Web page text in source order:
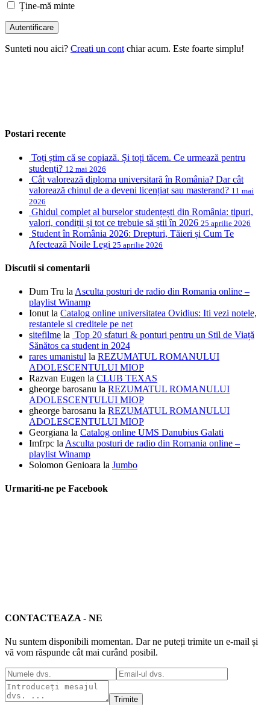
Ține-mă minte
Sunteti nou aici? Creati un cont chiar acum. Este foarte simplu!
Postari recente
Toți știm că se copiază. Și toți tăcem. Ce urmează pentru
studenți? 12 mai 2026
Cât valorează diploma universitară în România? Dar cât
valorează chinul de a deveni licențiat sau masterand? 11 mai
2026
Ghidul complet al burselor studențești din România: tipuri,
valori, condiții și tot ce trebuie să știi în 2026 25 aprilie 2026
Student în România 2026: Drepturi, Tăieri și Cum Te
Afectează Noile Legi 25 aprilie 2026
Discutii si comentarii
Dum Tru la Asculta posturi de radio din Romania online –
playlist Winamp
Ionut la Catalog online universitatea Ovidius: Iti vezi notele,
restantele si creditele pe net
sitefilme la Top 20 sfaturi & ponturi pentru un Stil de Viață
Sănătos ca student in 2024
rares umanistul la REZUMATUL ROMANULUI
ADOLESCENTULUI MIOP
Razvan Eugen la CLUB TEXAS
gheorge barosanu la REZUMATUL ROMANULUI
ADOLESCENTULUI MIOP
gheorge barosanu la REZUMATUL ROMANULUI
ADOLESCENTULUI MIOP
Georgiana la Catalog online UMS Danubius Galati
Imfrpc la Asculta posturi de radio din Romania online –
playlist Winamp
Solomon Genioara la Jumbo
Urmariti-ne pe Facebook
CONTACTEAZA - NE
Nu suntem disponibili momentan. Dar ne puteți trimite un e-mail și
vă vom răspunde cât mai curând posibil.
Trimite